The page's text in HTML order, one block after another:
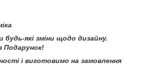
які зміни щодо дизайну.
Подарунок!
і виготовимо на замовлення